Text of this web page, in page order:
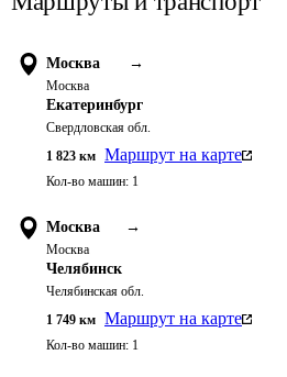
Москва →
Москва
Екатеринбург
Свердловская обл.
1 823 км Маршрут на карте
Кол-во машин: 1
Москва →
Москва
Челябинск
Челябинская обл.
1 749 км Маршрут на карте
Кол-во машин: 1